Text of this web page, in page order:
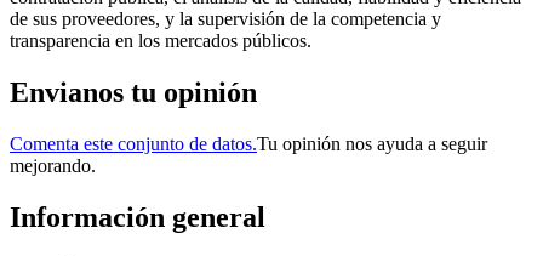
de sus proveedores, y la supervisión de la competencia y
transparencia en los mercados públicos.
Envianos tu opinión
Comenta este conjunto de datos.Tu opinión nos ayuda a seguir
mejorando.
Información general